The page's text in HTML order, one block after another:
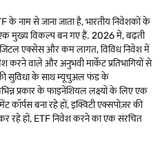
नाम से जाना जाता है, भारतीय निवेशकों के
एक मुख्य विकल्प बन गए हैं. 2026 में, बढ़ती
एक्सेस और कम लागत, विविध निवेश में
करने वाले और अनुभवी मार्केट प्रतिभागियों से
की सुविधा के साथ म्यूचुअल फंड के
प्रकार के फाइनेंशियल लक्ष्यों के लिए एक
बना रहे हों, इक्विटी एक्सपोज़र की
रहे हों, ETF निवेश करने का एक संरचित